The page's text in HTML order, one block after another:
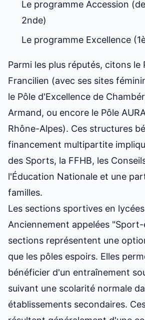
Le programme Accession
2nde)
Le programme Excellence
Parmi les plus réputés, citons le
Francilien (avec ses sites
le Pôle d'Excellence de
Armand, ou encore le Pôle
Rhône-Alpes). Ces structures
financement multipartite
des Sports, la FFHB, les
l'Éducation Nationale et une
familles.
Les sections sportives en
Anciennement appelées
sections représentent une
que les pôles espoirs. Elles
bénéficier d'un entraînement
suivant une scolarité normale
établissements secondaires.